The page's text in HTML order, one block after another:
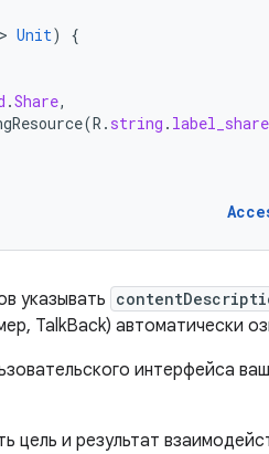
> Unit)
{
.Share,
(R . string . label_share
указывать
TalkBack) автоматически
интерфейса
цель и результат